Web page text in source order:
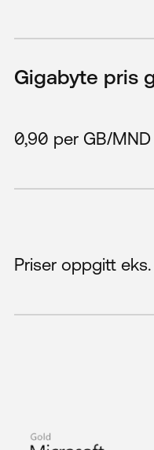
Gigabyte pris
0,90 per GB/MND
Priser oppgitt